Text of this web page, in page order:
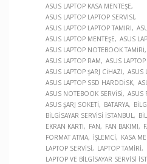
ASUS LAPTOP KASA MENTEŞE
ASUS LAPTOP LAPTOP SERVISI
ASUS LAPTOP LAPTOP TAMIRI
ASUS LAPTOP MENTEŞE
ASUS
ASUS LAPTOP NOTEBOOK TAMIRI
ASUS LAPTOP RAM
ASUS LAPTOP
ASUS LAPTOP ŞARJ CIHAZI
ASUS
ASUS LAPTOP SSD HARDDISK
ASUS NOTEBOOK SERVISI
ASUS
ASUS ŞARJ SOKETI
BATARYA
BILGISAYAR SERVISI İSTANBUL
EKRAN KARTI
FAN FAN BAKIMI
FORMAT ATMA
İŞLEMCI KASA
LAPTOP SERVISI
LAPTOP TAMIRI
LAPTOP VE BILGISAYAR SERVISI